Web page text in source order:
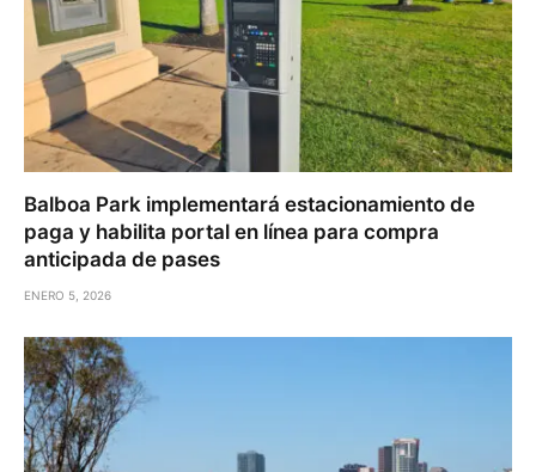
Balboa Park implementará estacionamiento de
paga y habilita portal en línea para compra
anticipada de pases
ENERO 5, 2026